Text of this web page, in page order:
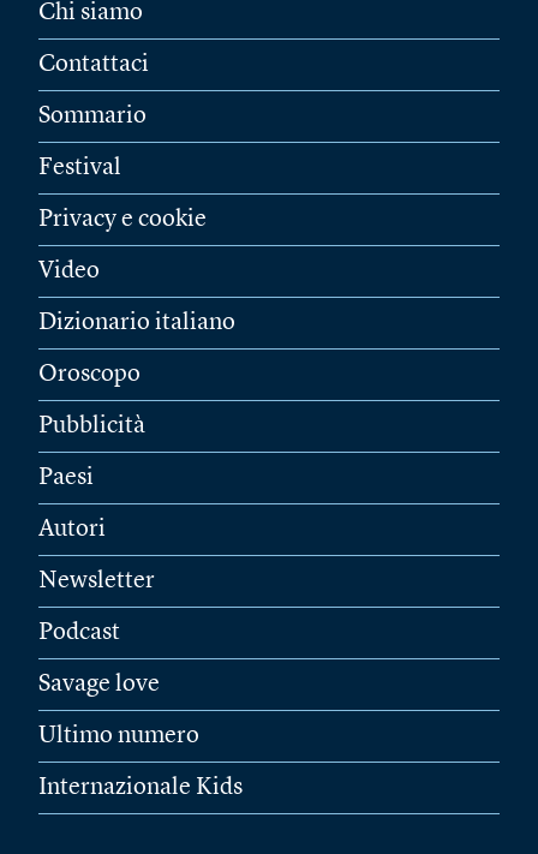
Chi siamo
Contattaci
Sommario
Festival
Privacy e cookie
Video
Dizionario italiano
Oroscopo
Pubblicità
Paesi
Autori
Newsletter
Podcast
Savage love
Ultimo numero
Internazionale Kids